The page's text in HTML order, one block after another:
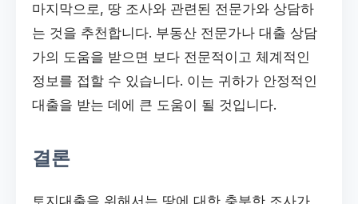
마지막으로, 땅 조사와 관련된 전문가와 상담하
는 것을 추천합니다. 부동산 전문가나 대출 상담
가의 도움을 받으면 보다 전문적이고 체계적인
정보를 접할 수 있습니다. 이는 귀하가 안정적인
대출을 받는 데에 큰 도움이 될 것입니다.
결론
토지대출을 위해서는 땅에 대한 충분한 조사가